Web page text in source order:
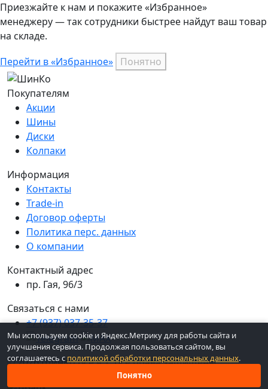
Приезжайте к нам и покажите «Избранное»
менеджеру — так сотрудники быстрее найдут ваш товар
на складе.
Перейти в «Избранное» Понятно
Покупателям
Акции
Шины
Диски
Колпаки
Информация
Контакты
Trade-in
Договор оферты
Политика перс. данных
О компании
Контактный адрес
пр. Гая, 96/3
Связаться с нами
+7 (937) 037-35-37
© 2026 ШинКо Всё в 1. Все права защищены.
Мы используем cookie и Яндекс.Метрику для работы сайта и
улучшения сервиса. Продолжая пользоваться сайтом, вы
соглашаетесь с политикой обработки персональных данных.
Понятно